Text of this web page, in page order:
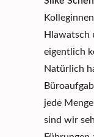
Kolleginnen
Hlawatsch
eigentlich
Natürlich
jede
sind wir